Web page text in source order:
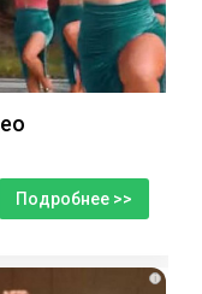
Подробнее >>
i